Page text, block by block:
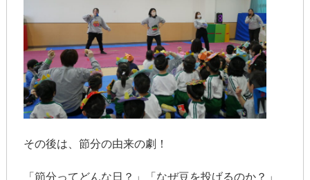
その後は、節分の由来の劇！
「節分ってどんな日？」「なぜ豆を投げるのか？」